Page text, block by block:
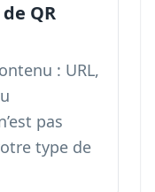
QR
: URL,
pas
type de